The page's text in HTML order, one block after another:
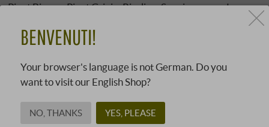
Pinot Bianco, Pinot Grigio, Riesling, Sangiovese und
Höhe: 247 mm
Volumen: 577 ccm
Gewicht: ca. 300 g
Herstellungsart: maschinell
BENVENUTI!
Your browser's language is not German. Do you
want to visit our English Shop?
NO, THANKS YES, PLEASE